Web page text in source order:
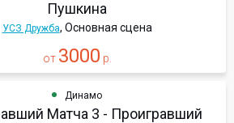
Пушкина
УСЗ Дружба, Основная сцена
от 3000 р.
Динамо
Матча 3 - Проигравший